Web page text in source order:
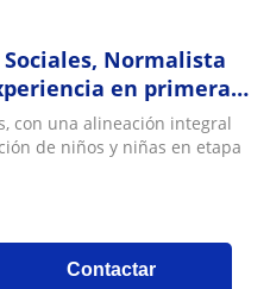
Normalista
en primera
con una alineación integral
de niños y niñas en etapa
Contactar